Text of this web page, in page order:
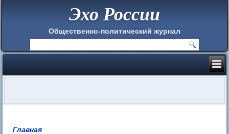
Эхо России
Общественно-политический журнал
Главная